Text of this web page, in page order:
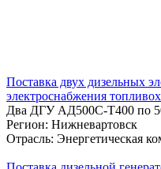
Поставка двух дизельных
электроснабжения
Два ДГУ АД500С-Т400 по
Регион: Нижневартовск
Отрасль: Энергетическая